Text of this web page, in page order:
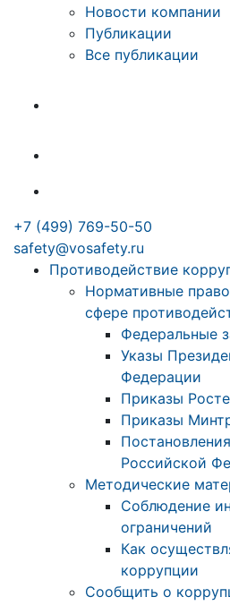
Новости компании
Публикации
Все публикации
+7 (499) 769-50-50
safety@vosafety.ru
Противодействие
Нормативные
сфере
Федеральные
Указы
Федерации
Приказы
Приказы
Российской
Методические
Соблюдение
ограничений
Как
коррупции
Сообщить о